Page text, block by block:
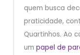
quem busca
praticidade,
Quartinhos. Ao
um papel de